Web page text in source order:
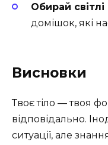
Обирай світлі
домішок, які
Висновки
Твоє тіло — твоя
відповідально.
ситуації, але